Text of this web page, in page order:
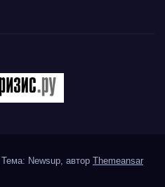
Тема: Newsup, автор Themeansar